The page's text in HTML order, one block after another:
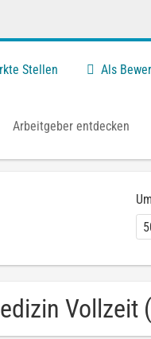
Stellen Als
Arbeitgeber entdecken
Vollzeit